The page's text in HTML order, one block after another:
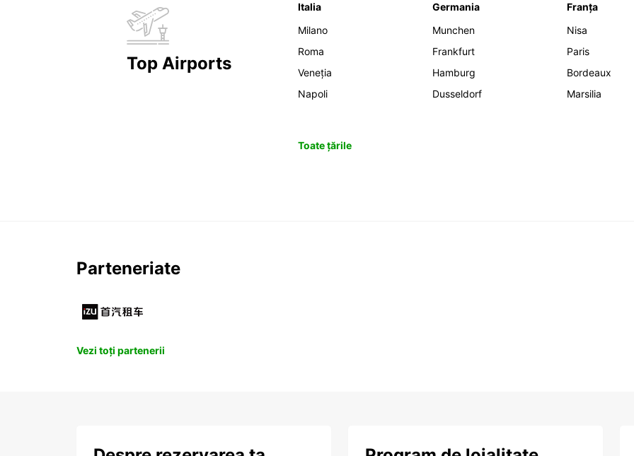
Top Airports
Italia
Milano
Roma
Veneția
Napoli
Germania
Munchen
Frankfurt
Hamburg
Dusseldorf
Franța
Nisa
Paris
Bordeaux
Marsilia
Toate țările
Parteneriate
Vezi toți partenerii